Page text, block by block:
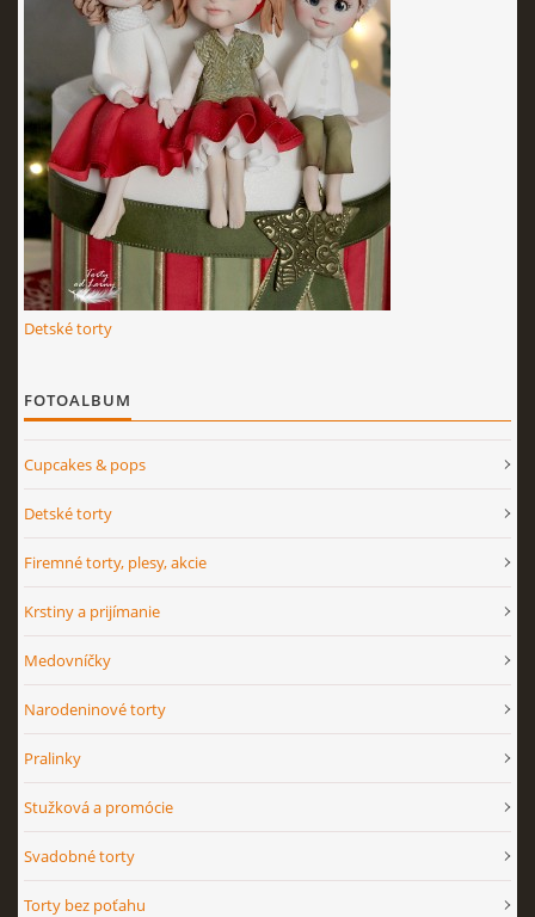
Detské torty
FOTOALBUM
Cupcakes & pops
Detské torty
Firemné torty, plesy, akcie
Krstiny a prijímanie
Medovníčky
Narodeninové torty
Pralinky
Stužková a promócie
Svadobné torty
Torty bez poťahu